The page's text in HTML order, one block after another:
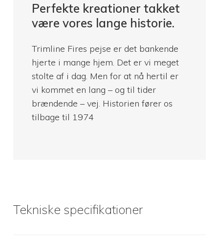
Perfekte kreationer takket
være vores lange historie.
Trimline Fires pejse er det bankende
hjerte i mange hjem. Det er vi meget
stolte af i dag. Men for at nå hertil er
vi kommet en lang – og til tider
brændende – vej. Historien fører os
tilbage til 1974
Tekniske specifikationer